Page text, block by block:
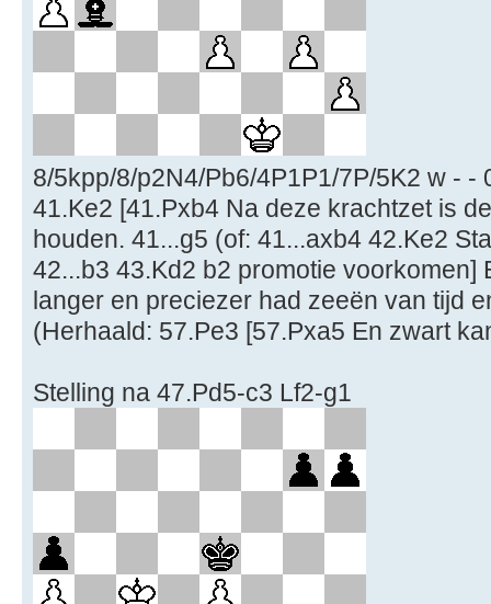
8/5kpp/8/p2N4/Pb6/4P1P1/7P/5K2 w - -
41.Ke2 [41.Pxb4 Na deze krachtzet is
houden. 41...g5 (of: 41...axb4 42.Ke2
42...b3 43.Kd2 b2 promotie voorkomen]
langer en preciezer had zeeën van tijd
(Herhaald: 57.Pe3 [57.Pxa5 En zwart
Stelling na 47.Pd5-c3 Lf2-g1